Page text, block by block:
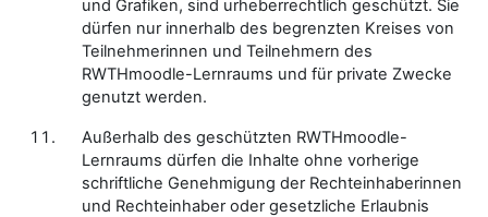
und Grafiken, sind urheberrechtlich geschützt. Sie
dürfen nur innerhalb des begrenzten Kreises von
Teilnehmerinnen und Teilnehmern des
RWTHmoodle-Lernraums und für private Zwecke
genutzt werden.
Außerhalb des geschützten RWTHmoodle-
Lernraums dürfen die Inhalte ohne vorherige
schriftliche Genehmigung der Rechteinhaberinnen
und Rechteinhaber oder gesetzliche Erlaubnis